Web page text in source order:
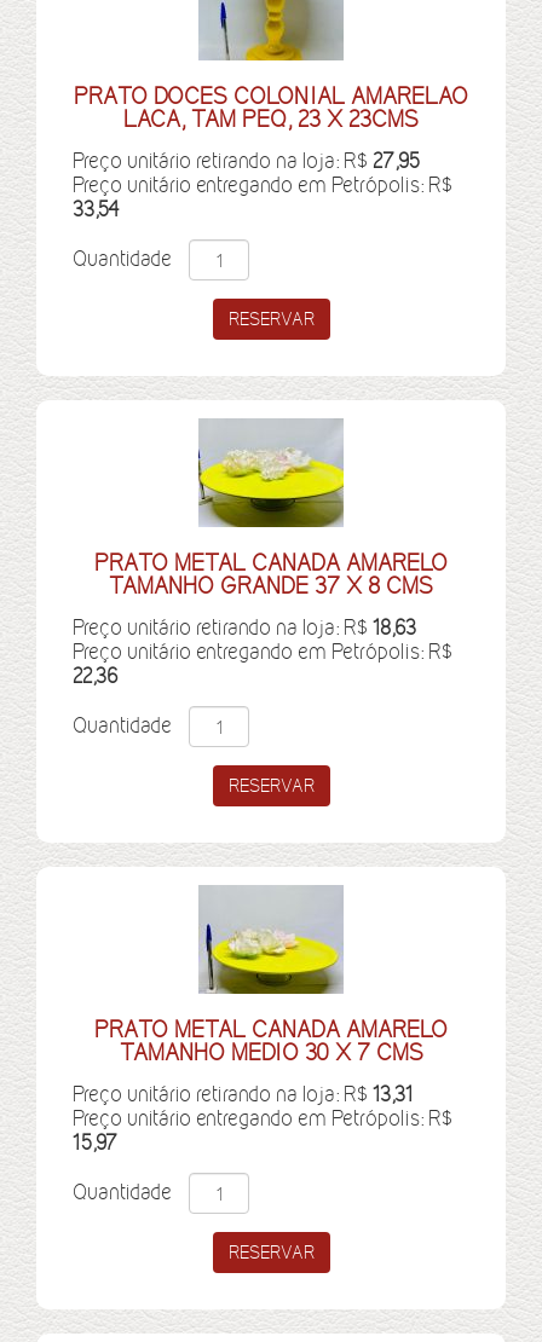
PRATO DOCES COLONIAL AMARELAO
LACA, TAM PEQ, 23 X 23CMS
Preço unitário retirando na loja: R$ 27,95
Preço unitário entregando em Petrópolis: R$
33,54
Quantidade
PRATO METAL CANADA AMARELO
TAMANHO GRANDE 37 X 8 CMS
Preço unitário retirando na loja: R$ 18,63
Preço unitário entregando em Petrópolis: R$
22,36
Quantidade
PRATO METAL CANADA AMARELO
TAMANHO MEDIO 30 X 7 CMS
Preço unitário retirando na loja: R$ 13,31
Preço unitário entregando em Petrópolis: R$
15,97
Quantidade